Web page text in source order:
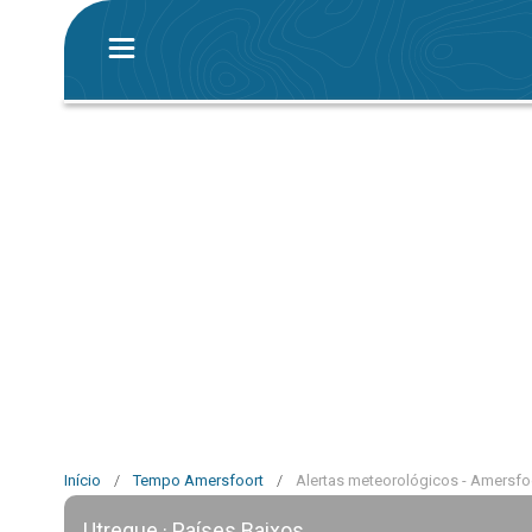
Início / Tempo Amersfoort / Alertas meteorológicos -